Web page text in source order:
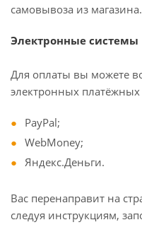
самовывоза из магазина.
Электронные системы
Для оплаты вы можете
электронных платёжных
PayPal;
WebMoney;
Яндекс.Деньги.
Вас перенаправит на
следуя инструкциям,